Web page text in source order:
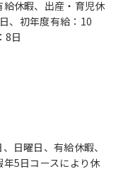
休暇、出産・育児休
、初年度有給：10
8日
日曜日、有給休暇、
5日コースにより休